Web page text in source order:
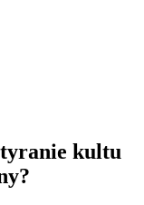
tyranie kultu